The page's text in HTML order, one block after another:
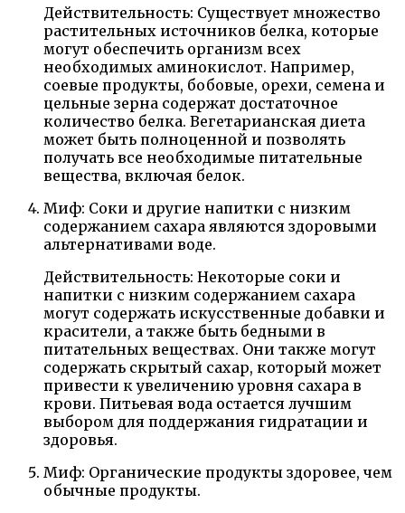
Действительность: Существует множество
растительных источников белка, которые
могут обеспечить организм всех
необходимых аминокислот. Например,
соевые продукты, бобовые, орехи, семена и
цельные зерна содержат достаточное
количество белка. Вегетарианская диета
может быть полноценной и позволять
получать все необходимые питательные
вещества, включая белок.
Миф: Соки и другие напитки с низким
содержанием сахара являются здоровыми
альтернативами воде.
Действительность: Некоторые соки и
напитки с низким содержанием сахара
могут содержать искусственные добавки и
красители, а также быть бедными в
питательных веществах. Они также могут
содержать скрытый сахар, который может
привести к увеличению уровня сахара в
крови. Питьевая вода остается лучшим
выбором для поддержания гидратации и
здоровья.
Миф: Органические продукты здоровее, чем
обычные продукты.